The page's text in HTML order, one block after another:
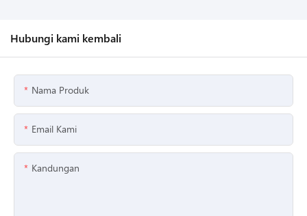
Hubungi kami kembali
Nama Produk
Email Kami
Kandungan